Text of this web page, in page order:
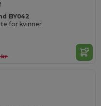
BY042
for kvinner
kr